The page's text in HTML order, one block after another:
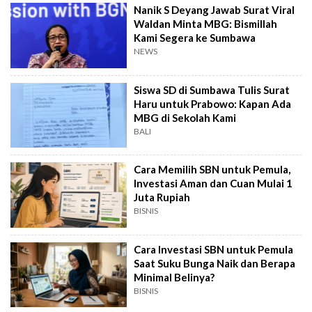
Nanik S Deyang Jawab Surat Viral
Waldan Minta MBG: Bismillah
Kami Segera ke Sumbawa
NEWS
Siswa SD di Sumbawa Tulis Surat
Haru untuk Prabowo: Kapan Ada
MBG di Sekolah Kami
BALI
Cara Memilih SBN untuk Pemula,
Investasi Aman dan Cuan Mulai 1
Juta Rupiah
BISNIS
Cara Investasi SBN untuk Pemula
Saat Suku Bunga Naik dan Berapa
Minimal Belinya?
BISNIS